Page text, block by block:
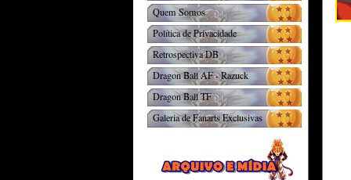
Quem Somos
Política de Privacidade
Retrospectiva DB
Dragon Ball AF - Razuck
Dragon Ball TF
Galeria de Fanarts Exclusivas